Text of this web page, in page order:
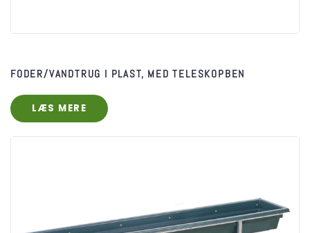
FODER/VANDTRUG I PLAST, MED TELESKOPBEN
LÆS MERE